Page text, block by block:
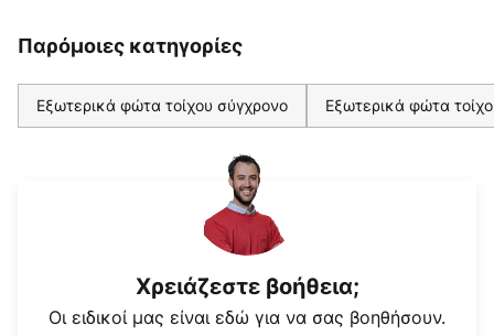
Παρόμοιες κατηγορίες
Εξωτερικά φώτα τοίχου σύγχρονο Εξωτερικά φώτα
Χρειάζεστε βοήθεια;
Οι ειδικοί μας είναι εδώ για να σας βοηθήσουν.